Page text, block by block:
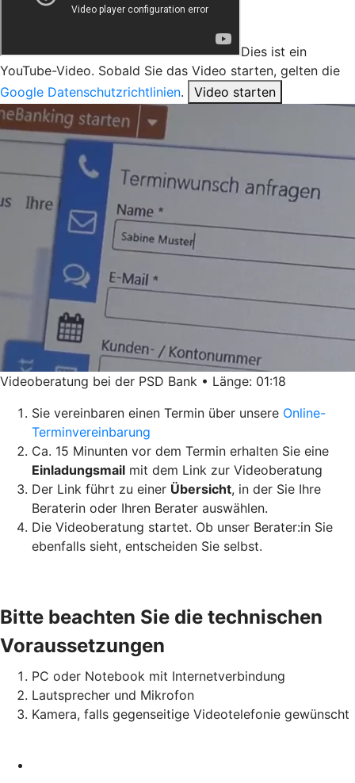
Dies ist ein
YouTube-Video. Sobald Sie das Video starten, gelten die
Google Datenschutzrichtlinien. Video starten
Videoberatung bei der PSD Bank • Länge: 01:18
Sie vereinbaren einen Termin über unsere Online-
Terminvereinbarung
Ca. 15 Minunten vor dem Termin erhalten Sie eine
Einladungsmail mit dem Link zur Videoberatung
Der Link führt zu einer Übersicht, in der Sie Ihre
Beraterin oder Ihren Berater auswählen.
Die Videoberatung startet. Ob unser Berater:in Sie
ebenfalls sieht, entscheiden Sie selbst.
Bitte beachten Sie die technischen
Voraussetzungen
PC oder Notebook mit Internetverbindung
Lautsprecher und Mikrofon
Kamera, falls gegenseitige Videotelefonie gewünscht